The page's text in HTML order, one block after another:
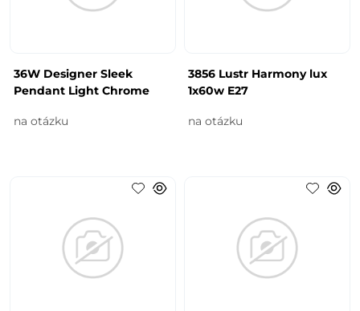
36W Designer Sleek
Pendant Light Chrome
na otázku
3856 Lustr Harmony lux
1x60w E27
na otázku